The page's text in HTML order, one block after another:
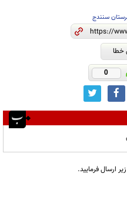
سنندج
خطا
0
ارسال فرمایید.